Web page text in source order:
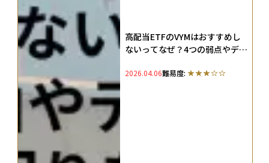
高配当ETFのVYMはおすすめし
ないってなぜ？4つの弱点やデメ
解説！
2026.04.06難易度: